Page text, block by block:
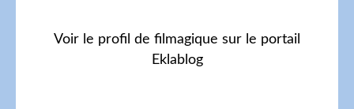
Voir le profil de filmagique sur le portail
Eklablog